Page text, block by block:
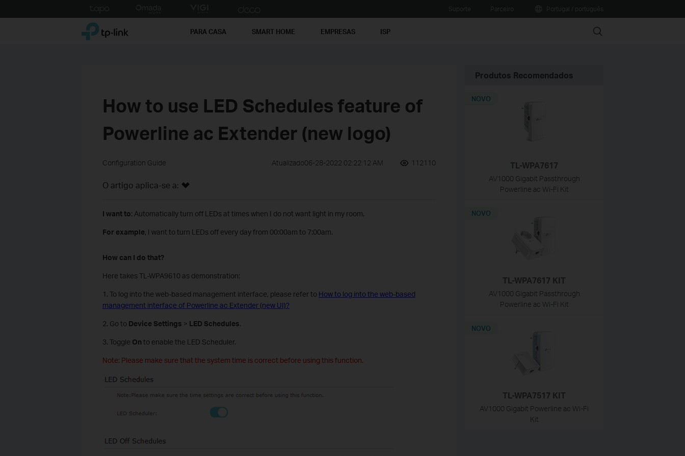
to
TP-Link, Reliably Smart PARA CASA SMART HOME EMPRESAS ISP Search
How to use LED Schedules feature of
Powerline ac Extender (new logo)
Configuration Guide Atualizado06-28-2022 02:22:12 AM 112110
O artigo aplica-se a:
I want to: Automatically turn off LEDs at times when I do not want light in my room.
For example, I want to turn LEDs off every day from 00:00am to 7:00am.
How can I do that?
Here takes TL-WPA9610 as demonstration:
1. To log into the web-based management interface, please refer to How to log into the web-based
management interface of Powerline ac Extender (new UI)?
2. Go to Device Settings > LED Schedules.
3. Toggle On to enable the LED Scheduler.
Note: Please make sure that the system time is correct before using this function.
Produtos Recomendados
TL-WPA7617
AV1000 Gigabit Passthrough
Powerline ac Wi-Fi Kit
NOVO
TL-WPA7617 KIT
AV1000 Gigabit Passthrough
Powerline ac Wi-Fi Kit
NOVO
TL-WPA7517 KIT
AV1000 Gigabit Powerline ac Wi-Fi
Kit
NOVO